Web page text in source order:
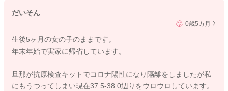
だいそん
0歳5カ月
生後5ヶ月の女の子のままです。
年末年始で実家に帰省しています。
旦那が抗原検査キットでコロナ陽性になり隔離をしましたが私
にもうつってしまい現在37.5-38.0辺りをウロウロしています。